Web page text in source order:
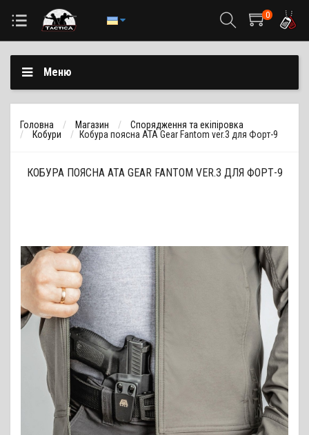
0
Меню
Головна Магазин
Спорядження та екіпіровка
Кобури
Кобура поясна ATA Gear Fantom ver.3 для Форт-9
КОБУРА ПОЯСНА ATA GEAR FANTOM VER.3 ДЛЯ ФОРТ-9